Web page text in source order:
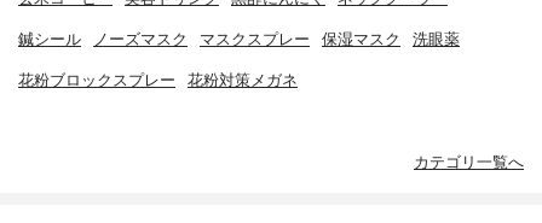
鍼シール ノーズマスク マスクスプレー 保湿マスク 洗眼薬
花粉ブロックスプレー 花粉対策メガネ
カテゴリ一覧へ